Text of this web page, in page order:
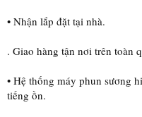
• Nhận lắp đặt tại nhà.
. Giao hàng tận nơi trên toàn
• Hệ thống máy phun sương
tiếng ồn.